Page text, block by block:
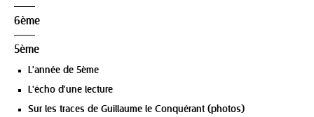
6ème
5ème
L'année de 5ème
L'écho d'une lecture
Sur les traces de Guillaume le Conquérant (photos)